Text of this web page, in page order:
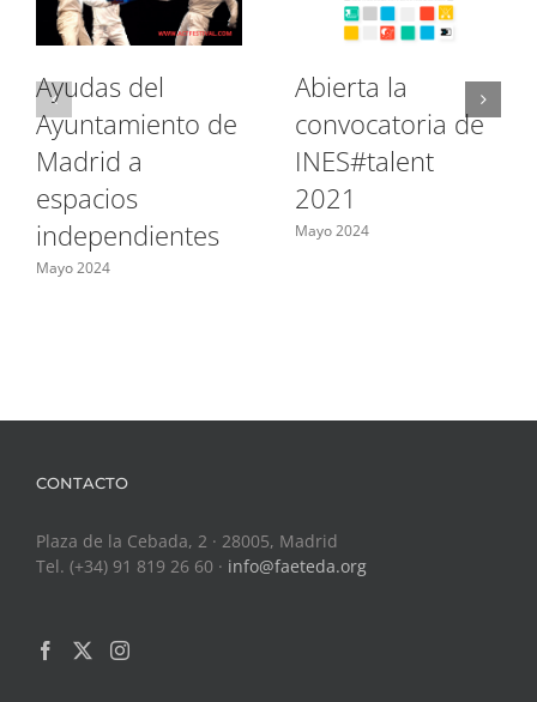
Ayudas del
Ayuntamiento de
Madrid a
espacios
independientes
Mayo 2024
Abierta la
convocatoria de
INES#talent
2021
Mayo 2024
CONTACTO
Plaza de la Cebada, 2 · 28005, Madrid
Tel. (+34) 91 819 26 60 · info@faeteda.org